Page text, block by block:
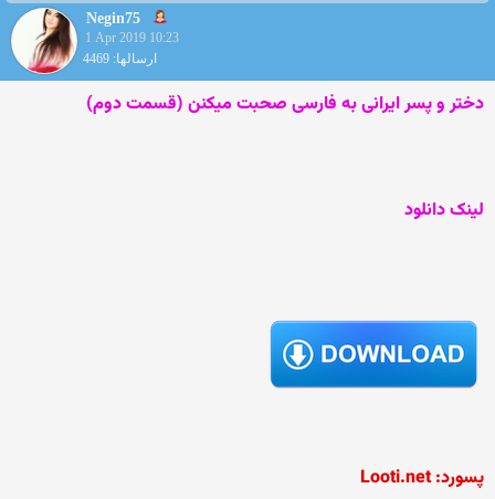
Negin75
1 Apr 2019 10:23
ارسالها: 4469
دختر و پسر ایرانی به فارسی صحبت میکنن (قسمت دوم)
لینک دانلود
پسورد: Looti.net